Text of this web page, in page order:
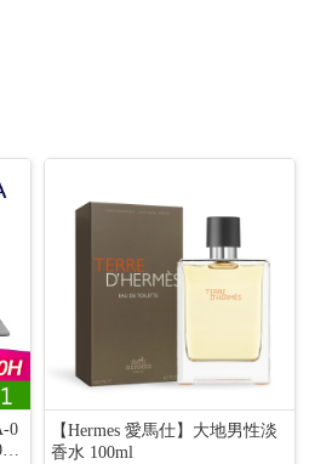
0
【Hermes 愛馬仕】大地男性淡
香水 100ml